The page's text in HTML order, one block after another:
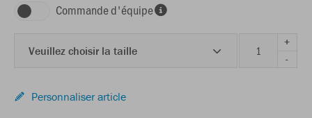
Commande d'équipe
Veuillez choisir la taille
+
-
Personnaliser article